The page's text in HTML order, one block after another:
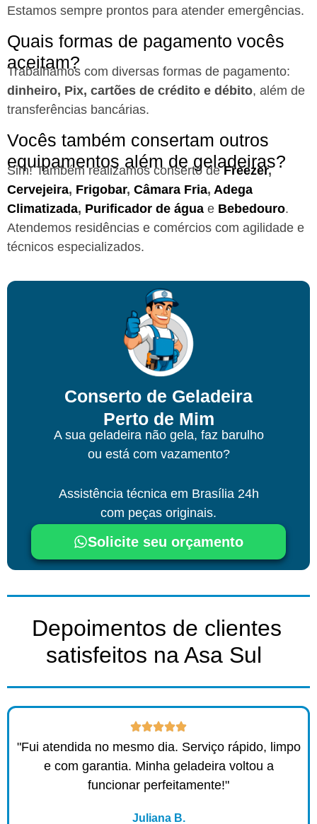
Estamos sempre prontos para atender emergências.
Quais formas de pagamento vocês
aceitam?
Trabalhamos com diversas formas de pagamento:
dinheiro, Pix, cartões de crédito e débito, além de
transferências bancárias.
Vocês também consertam outros
equipamentos além de geladeiras?
Sim! Também realizamos conserto deFreezer,
Cervejeira, Frigobar, Câmara Fria, Adega
Climatizada, Purificador de água e Bebedouro.
Atendemos residências e comércios com agilidade e
técnicos especializados.
Conserto de Geladeira
Perto de Mim
A sua geladeira não gela, faz barulho
ou está com vazamento?
Assistência técnica em Brasília24h
com peças originais.
Solicite seu orçamento
Depoimentos de clientes
satisfeitos na Asa Sul ​
"Fui atendida no mesmo dia. Serviço rápido, limpo
e com garantia. Minha geladeira voltou a
funcionar perfeitamente!"
Juliana B.